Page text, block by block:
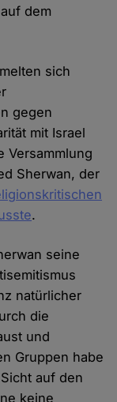
dem
sich
gegen
mit Israel
Versammlung
Sherwan, der
.
seine
natürlicher
die
und
Gruppen habe
auf den
keine